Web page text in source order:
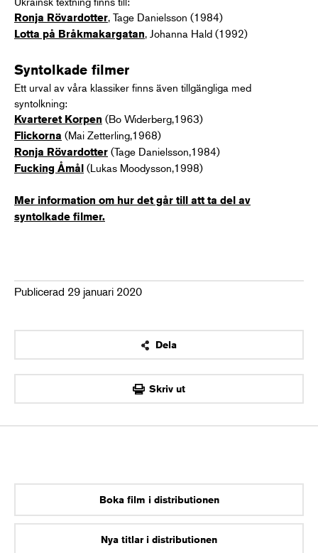
Ronja Rövardotter , Tage Danielsson (1984)
Lotta på Bråkmakargatan , Johanna Hald (1992)
Syntolkade filmer
Ett urval av våra klassiker finns även tillgängliga med
syntolkning:
Kvarteret Korpen (Bo Widerberg,1963)
Flickorna (Mai Zetterling,1968)
Ronja Rövardotter (Tage Danielsson,1984)
Fucking Åmål (Lukas Moodysson,1998)
Mer information om hur det går till att ta del av
syntolkade filmer.
Publicerad 29 januari 2020
Dela
OK
Skriv ut
Boka film i distributionen
Nya titlar i distributionen